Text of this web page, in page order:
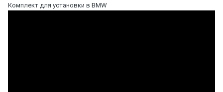
Комплект для установки в BMW